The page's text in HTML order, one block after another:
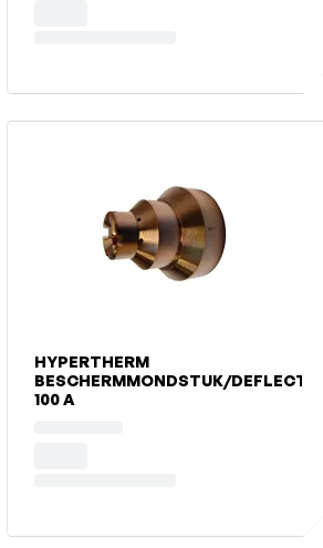
HYPERTHERM
BESCHERMMONDSTUK/DEFLECTOR
100 A